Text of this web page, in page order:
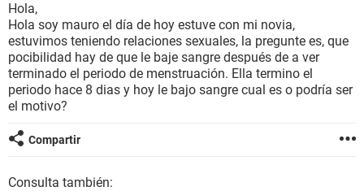
SEXUALIDAD
GLOSARIO
Hola,
Hola soy mauro el día de hoy estuve con mi novia,
estuvimos teniendo relaciones sexuales, la pregunte es, que
pocibilidad hay de que le baje sangre después de a ver
terminado el periodo de menstruación. Ella termino el
periodo hace 8 dias y hoy le bajo sangre cual es o podría ser
el motivo?
Compartir
Consulta también: